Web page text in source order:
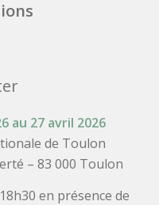
au 27 avril 2026
de Toulon
– 83 000 Toulon
en présence de